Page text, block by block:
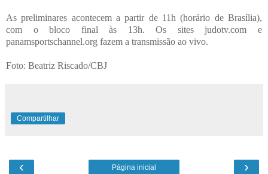
As preliminares acontecem a partir de 11h (horário de Brasília),
com o bloco final às 13h. Os sites judotv.com e
panamsportschannel.org fazem a transmissão ao vivo.
Foto: Beatriz Riscado/CBJ
Compartilhar
‹ ›
Página inicial